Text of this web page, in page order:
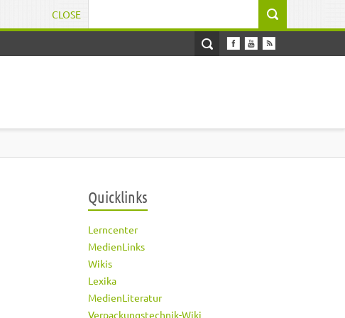
CLOSE
Quicklinks
Lerncenter
MedienLinks
Wikis
Lexika
MedienLiteratur
Verpackungstechnik-Wiki